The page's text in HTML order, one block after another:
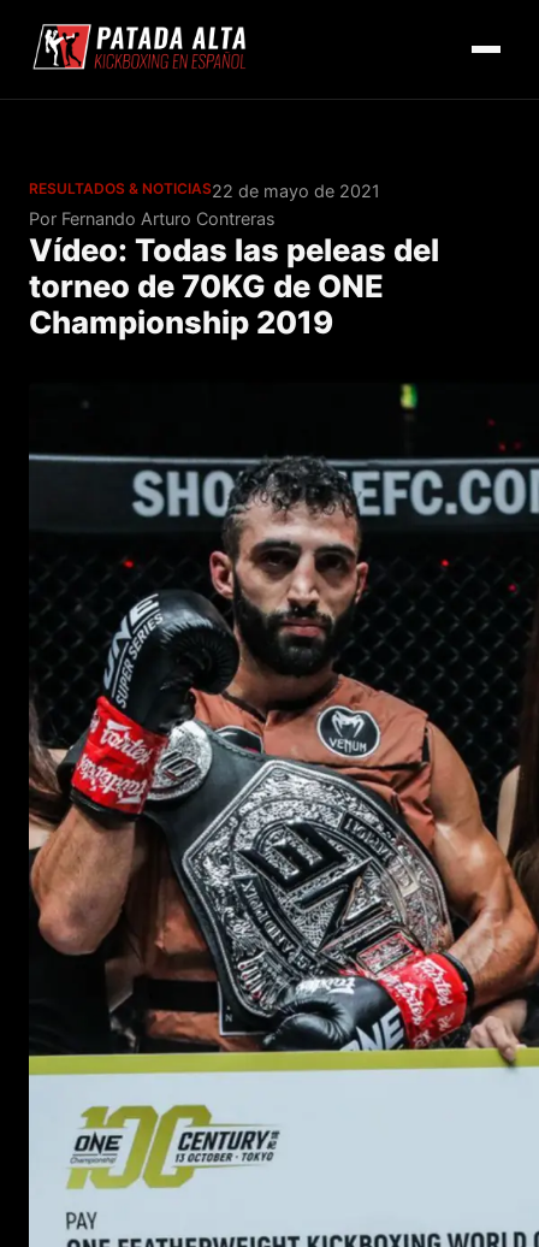
RESULTADOS & NOTICIAS22 de mayo de 2021
Por Fernando Arturo Contreras
Vídeo: Todas las peleas del
torneo de 70KG de ONE
Championship 2019